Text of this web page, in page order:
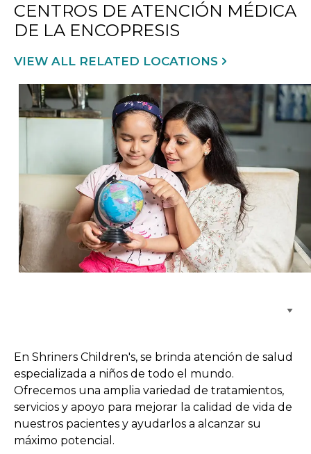
CENTROS DE ATENCIÓN MÉDICA
DE LA ENCOPRESIS
VIEW ALL RELATED LOCATIONS
En Shriners Children's, se brinda atención de salud
especializada a niños de todo el mundo.
Ofrecemos una amplia variedad de tratamientos,
servicios y apoyo para mejorar la calidad de vida de
nuestros pacientes y ayudarlos a alcanzar su
máximo potencial.